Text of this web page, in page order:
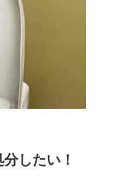
したい！